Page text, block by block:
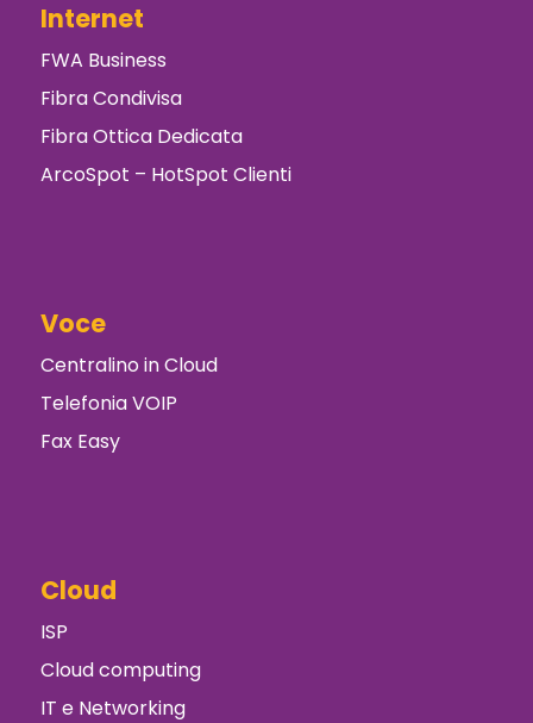
Internet
FWA Business
Fibra Condivisa
Fibra Ottica Dedicata
ArcoSpot – HotSpot Clienti
Voce
Centralino in Cloud
Telefonia VOIP
Fax Easy
Cloud
ISP
Cloud computing
IT e Networking